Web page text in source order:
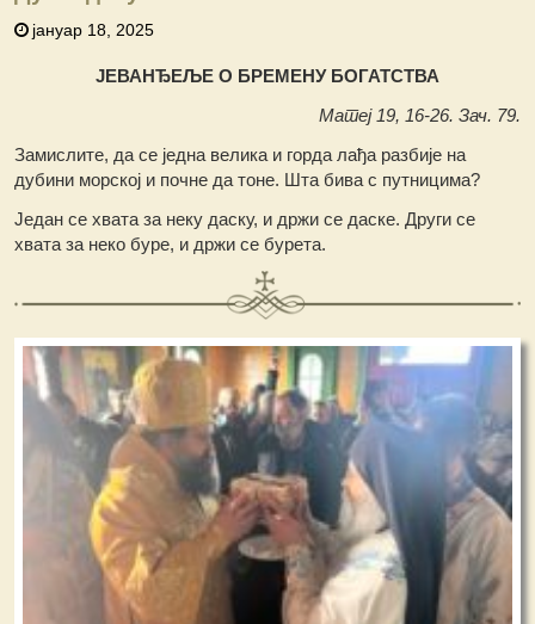
јануар 18, 2025
ЈЕВАНЂЕЉЕ О БРЕМЕНУ БОГАТСТВА
Матеј 19, 16-26. Зач. 79.
Замислите, да се једна велика и горда лађа разбије на
дубини морској и почне да тоне. Шта бива с путницима?
Један се хвата за неку даску, и држи се даске. Други се
хвата за неко буре, и држи се бурета.